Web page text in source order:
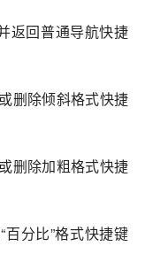
返回普通导航快捷